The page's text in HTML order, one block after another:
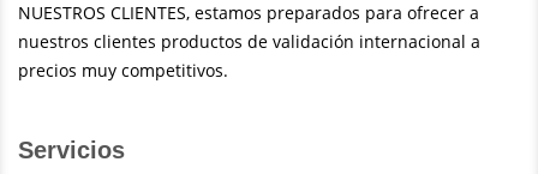
NUESTROS CLIENTES, estamos preparados para ofrecer a
nuestros clientes productos de validación internacional a
precios muy competitivos.
Servicios